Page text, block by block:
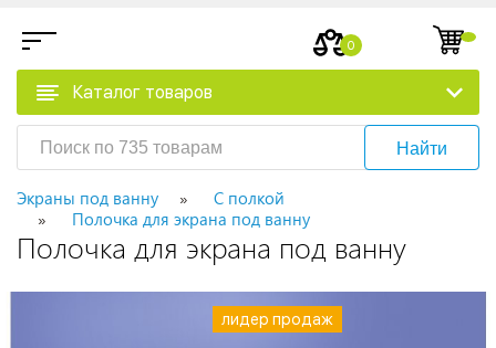
0
Каталог товаров
Найти
Экраны под ванну
С полкой
Полочка для экрана под ванну
Полочка для экрана под ванну
лидер продаж
лидер продаж